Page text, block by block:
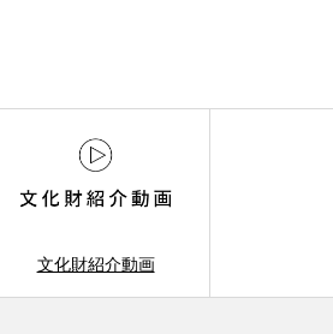
文化財紹介動画